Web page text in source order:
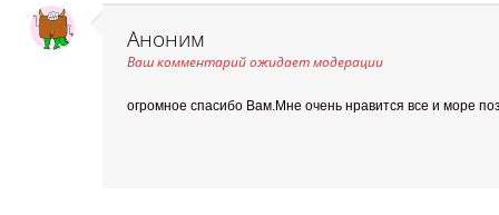
Аноним
Ваш комментарий ожидает модерации
огромное спасибо Вам.Мне очень нравится все и море